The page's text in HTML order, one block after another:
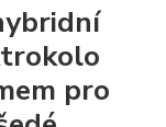
pro